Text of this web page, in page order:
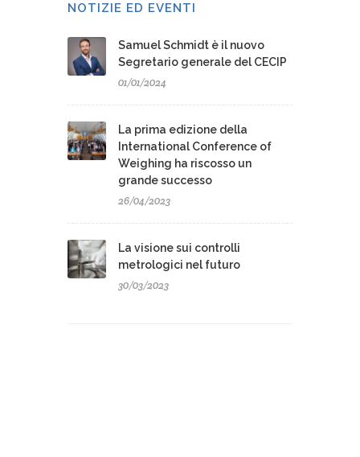
NOTIZIE ED EVENTI
Samuel Schmidt è il nuovo
Segretario generale del CECIP
01/01/2024
La prima edizione della
International Conference of
Weighing ha riscosso un
grande successo
26/04/2023
La visione sui controlli
metrologici nel futuro
30/03/2023